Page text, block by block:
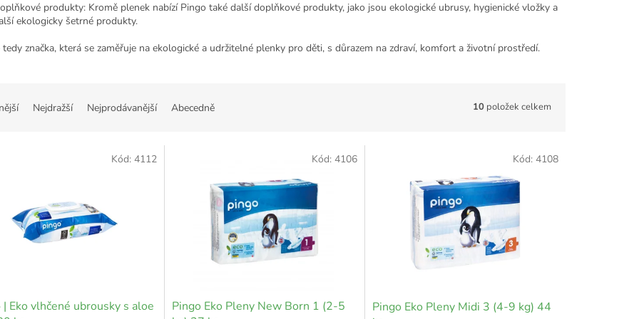
produkty: Kromě plenek nabízí Pingo také další doplňkové produkty, jako jsou ekologické ubrusy, hygienické vložky a
ekologicky šetrné produkty.
tedy značka, která se zaměřuje na ekologické a udržitelné plenky pro děti, s důrazem na zdraví, komfort a životní prostředí.
Nejdražší Nejprodávanější Abecedně 10 položek celkem
| Eko vlhčené ubrousky s aloe
Kód: 4112
Pingo Eko Pleny New Born 1 (2-5
Kód: 4106
Pingo Eko Pleny Midi 3 (4-9 kg) 44
Kód: 4108